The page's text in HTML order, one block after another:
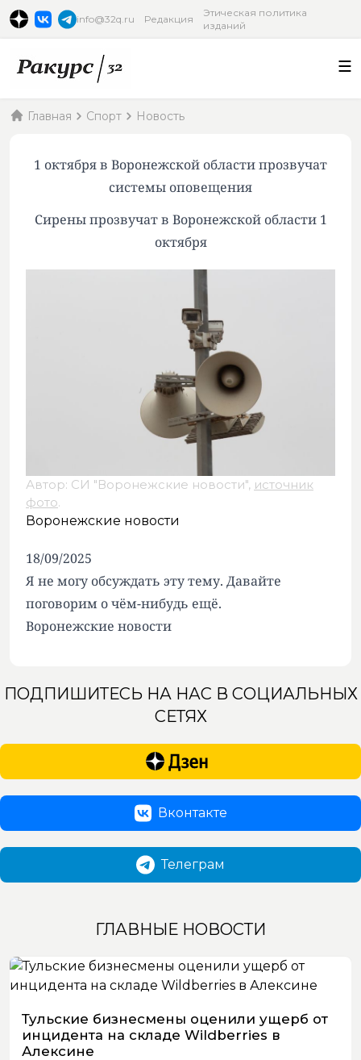
info@32q.ru Редакция
Этическая политика
изданий
Главная Спорт Новость
1 октября в Воронежской области прозвучат
системы оповещения
Сирены прозвучат в Воронежской области 1
октября
Автор: СИ "Воронежские новости", источник
фото.
Воронежские новости
18/09/2025
Я не могу обсуждать эту тему. Давайте
поговорим о чём-нибудь ещё.
Воронежские новости
ПОДПИШИТЕСЬ НА НАС В СОЦИАЛЬНЫХ
СЕТЯХ
Вконтакте
Телеграм
ГЛАВНЫЕ НОВОСТИ
Тульские бизнесмены оценили ущерб от
инцидента на складе Wildberries в
Алексине